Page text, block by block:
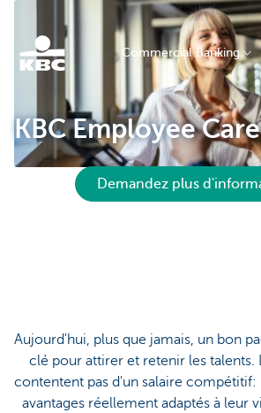
Commercial Banking
KBC Employee Care
Demandez plus
Aujourd'hui, plus que jamais, un bon
clé pour attirer et retenir les talents.
contentent pas d'un salaire
avantages réellement adaptés à leur